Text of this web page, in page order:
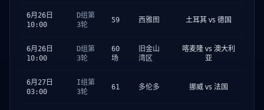
6月26日
10:00
D组第
3轮
59 西雅图 土耳其 vs 德国
6月26日
10:00
D组第
3轮
60
场
旧金山
湾区
喀麦隆 vs 澳大利
亚
6月27日
03:00
I组第
3轮
61 多伦多 挪威 vs 法国